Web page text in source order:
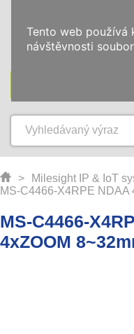
> Milesight IP & IoT
MS-C4466-X4RPE NDAA
MS-C4466-
4xZOOM
Tento web používá
návštěvnosti